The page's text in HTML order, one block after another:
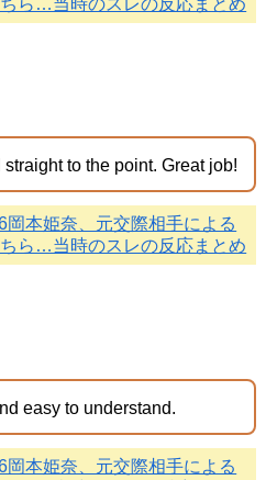
ら…当時のスレの反応まとめ
to the point. Great job!
岡本姫奈、元交際相手による
ら…当時のスレの反応まとめ
easy to understand.
岡本姫奈、元交際相手による